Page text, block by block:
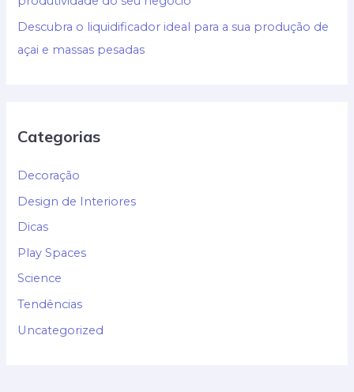
Descubra o liquidificador ideal para a sua produção de
açai e massas pesadas
Categorias
Decoração
Design de Interiores
Dicas
Play Spaces
Science
Tendências
Uncategorized